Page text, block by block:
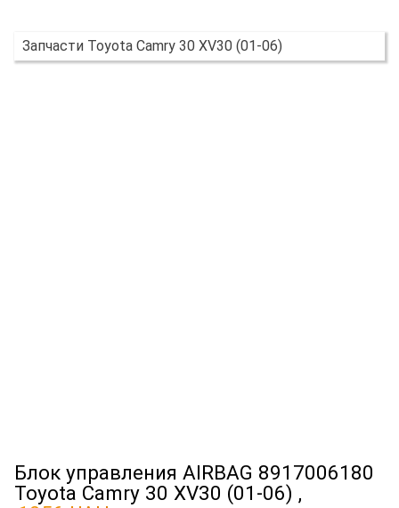
Запчасти Toyota Camry 30 XV30 (01-06)
Блок управления AIRBAG 8917006180
Toyota Camry 30 XV30 (01-06) ,